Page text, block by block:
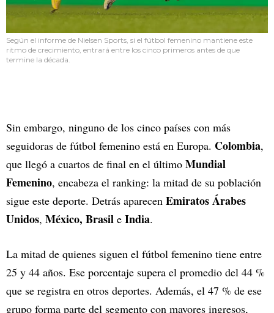
Según el informe de Nielsen Sports, si el fútbol femenino mantiene este
ritmo de crecimiento, entrará entre los cinco primeros antes de que
termine la década.
Sin embargo, ninguno de los cinco países con más
seguidoras de fútbol femenino está en Europa. Colombia,
que llegó a cuartos de final en el último Mundial
Femenino, encabeza el ranking: la mitad de su población
sigue este deporte. Detrás aparecen Emiratos Árabes
Unidos, México, Brasil e India.
La mitad de quienes siguen el fútbol femenino tiene entre
25 y 44 años. Ese porcentaje supera el promedio del 44 %
que se registra en otros deportes. Además, el 47 % de ese
grupo forma parte del segmento con mayores ingresos,